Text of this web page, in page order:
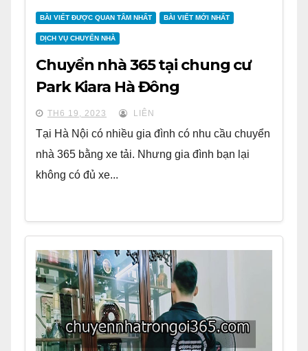
BÀI VIẾT ĐƯỢC QUAN TÂM NHẤT BÀI VIẾT MỚI NHẤT
DỊCH VỤ CHUYỂN NHÀ
Chuyển nhà 365 tại chung cư
Park Kiara Hà Đông
TH6 19, 2023 LIÊN
Tại Hà Nội có nhiều gia đình có nhu cầu chuyển
nhà 365 bằng xe tải. Nhưng gia đình bạn lại
không có đủ xe...